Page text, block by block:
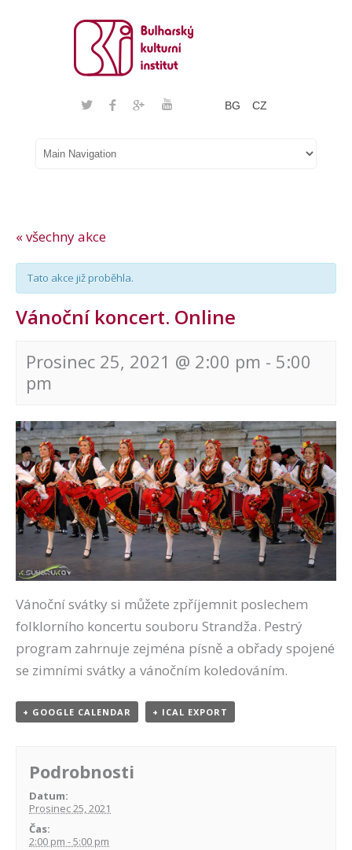
BG CZ
« všechny akce
Tato akce již proběhla.
Vánoční koncert. Online
Prosinec 25, 2021 @ 2:00 pm - 5:00
pm
Navigace
pro
akce
Vánoční svátky si můžete zpříjemnit poslechem
folklorního koncertu souboru Strandža. Pestrý
program zahrnuje zejména písně a obřady spojené
se zimními svátky a vánočním koledováním.
+ GOOGLE CALENDAR + ICAL EXPORT
Podrobnosti
Datum:
Prosinec 25, 2021
Čas:
2:00 pm - 5:00 pm